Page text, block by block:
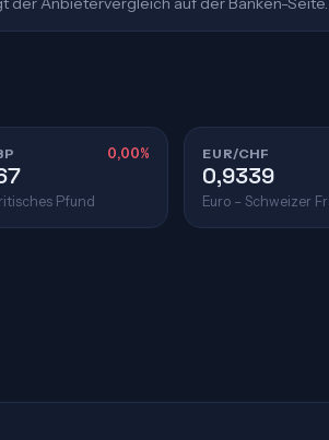
0,00%
Pfund
EUR/CHF
0,9339
Euro – Schweizer